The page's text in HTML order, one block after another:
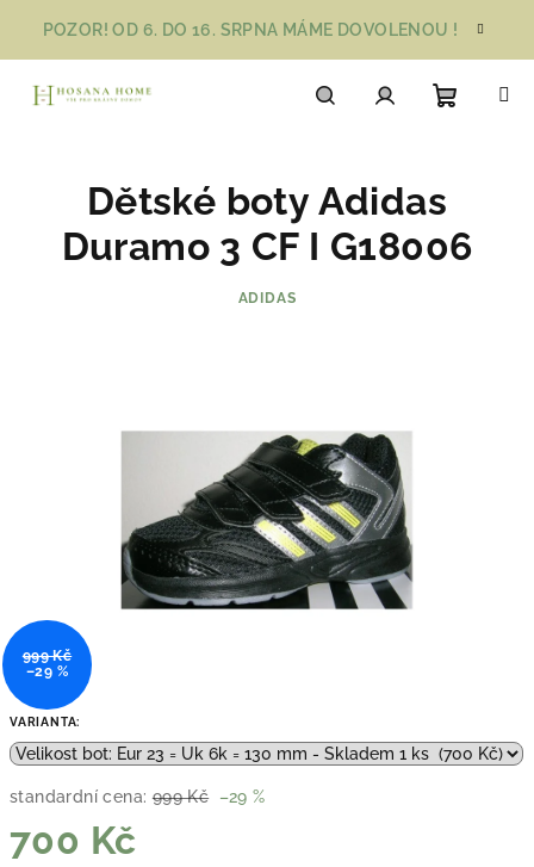
obsah
POZOR! OD 6. DO 16. SRPNA MÁME DOVOLENOU !
košík
VARIANTA:
standardní cena: 999 Kč –29 %
700 Kč
Dětské boty Adidas
Duramo 3 CF I G18006
ADIDAS
999 Kč
–29 %